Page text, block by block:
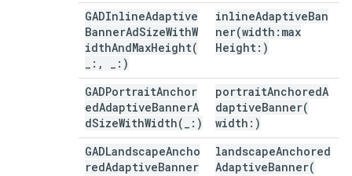
GADInlineAdaptive
BannerAdSizeWithW
idthAndMaxHeight(
: , :)
inlineAdaptiveBan
ner(width:max
Height:)
GADPortraitAnchor
edAdaptiveBannerA
dSizeWithWidth(
:)
portraitAnchoredA
daptiveBanner(
width:)
GADLandscapeAncho
redAdaptiveBanner
landscapeAnchored
AdaptiveBanner(